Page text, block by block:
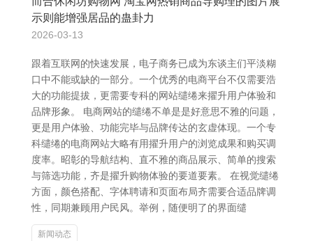
示则能增强居品的蛊卦力
2026-03-13
跟着互联网的快速发展，电子商务已成为东谈主们平淡糊
口中不能或缺的一部分。一个优秀的电商平台不仅需要浩
大的功能提拔，更需要专科的网站缱绻来擢升用户体验和
品牌形象。 电商网站的缱绻不单是是好意思不雅的问题，
更是用户体验、功能完毕与品牌传达的玄虚体现。一个专
科缱绻的电商网站大略有用擢升用户的浏览成果和购买调
度率。昭彰的导航结构、直不雅的商品展示、简单的搜索
与筛选功能，齐是擢升购物体验的要道要素。 在视觉缱绻
方面，颜色搭配、字体聘请和页面布局齐需要合适品牌调
性，同期兼顾用户民风。举例，随便明了的界面缱
新闻动态